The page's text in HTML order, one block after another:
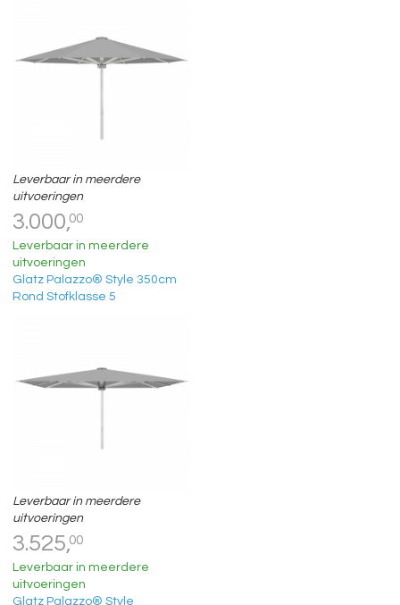
Leverbaar in meerdere
uitvoeringen
3.000,00
Leverbaar in meerdere
uitvoeringen
Glatz Palazzo® Style 350cm
Rond Stofklasse 5
Leverbaar in meerdere
uitvoeringen
3.525,00
Leverbaar in meerdere
uitvoeringen
Glatz Palazzo® Style